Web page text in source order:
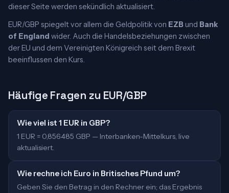
dieser Seite werden sekündlich aktualisiert.
EUR/GBP spiegelt vor allem die Geldpolitik von EZBund Bank
of England wider. Auch die Handelsbeziehungen zwischen
der EU und dem Vereinigten Königreich seit dem Brexit
beeinflussen den Kurs.
Häufige Fragen zu EUR/GBP
Wie viel ist 1 EUR in GBP?
1 EUR = 0,856485 GBP — Interbanken-Mittelkurs, live
aktualisiert.
Wie rechne ich Euro in Britisches Pfund um?
Geben Sie den Betrag in den Rechner ein; das Ergebnis